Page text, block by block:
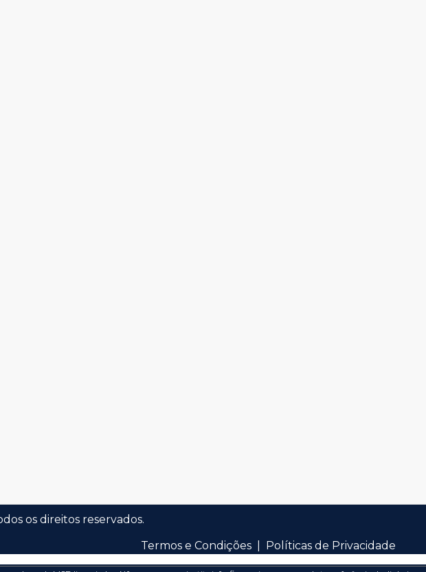
os direitos reservados.
Termos e Condições Políticas de Privacidade